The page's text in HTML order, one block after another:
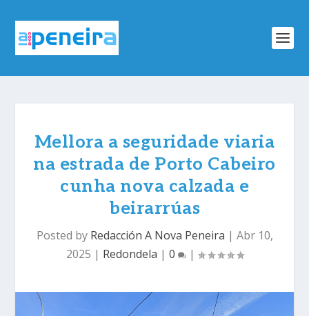
Mellora a seguridade viaria
na estrada de Porto Cabeiro
cunha nova calzada e
beirarrúas
Posted by Redacción A Nova Peneira | Abr 10,
2025 | Redondela | 0 |